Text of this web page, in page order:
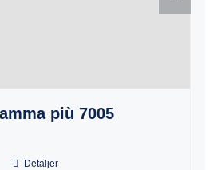
più 7005
Detaljer